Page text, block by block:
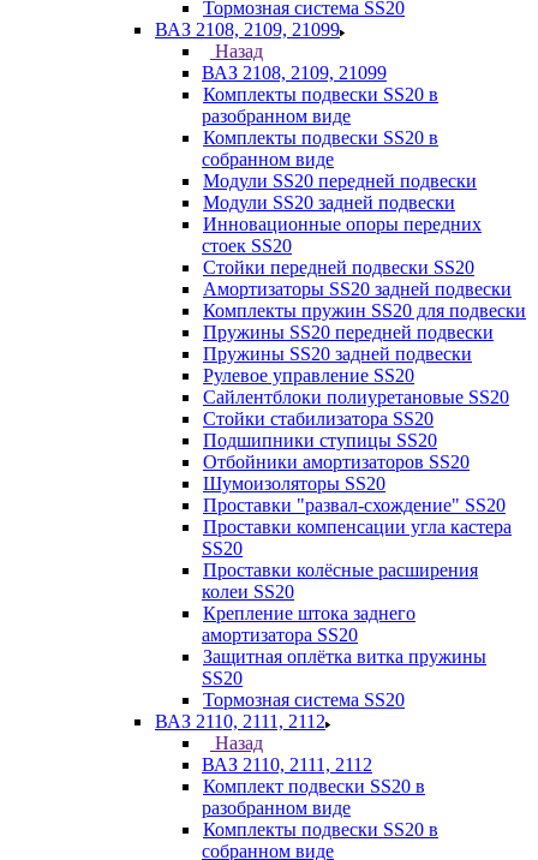
Тормозная система SS20
ВАЗ 2108, 2109, 21099
Назад
ВАЗ 2108, 2109, 21099
Комплекты подвески SS20 в
разобранном виде
Комплекты подвески SS20 в
собранном виде
Модули SS20 передней подвески
Модули SS20 задней подвески
Инновационные опоры передних
стоек SS20
Стойки передней подвески SS20
Амортизаторы SS20 задней подвески
Комплекты пружин SS20 для подвески
Пружины SS20 передней подвески
Пружины SS20 задней подвески
Рулевое управление SS20
Сайлентблоки полиуретановые SS20
Стойки стабилизатора SS20
Подшипники ступицы SS20
Отбойники амортизаторов SS20
Шумоизоляторы SS20
Проставки "развал-схождение" SS20
Проставки компенсации угла кастера
SS20
Проставки колёсные расширения
колеи SS20
Крепление штока заднего
амортизатора SS20
Защитная оплётка витка пружины
SS20
Тормозная система SS20
ВАЗ 2110, 2111, 2112
Назад
ВАЗ 2110, 2111, 2112
Комплект подвески SS20 в
разобранном виде
Комплекты подвески SS20 в
собранном виде